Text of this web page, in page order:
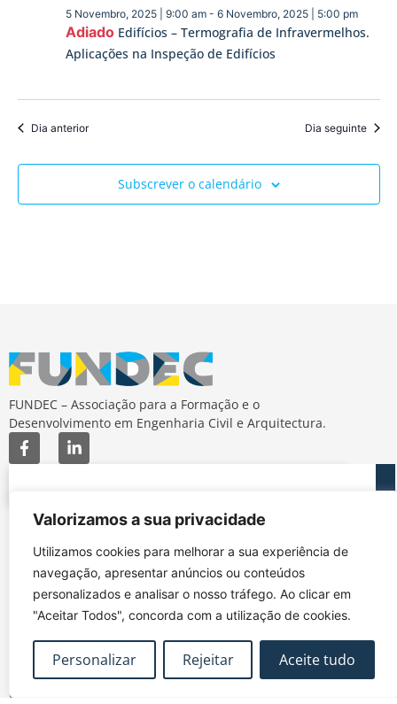
Valorizamos a sua privacidade
Utilizamos cookies para melhorar a sua experiência de
navegação, apresentar anúncios ou conteúdos
personalizados e analisar o nosso tráfego. Ao clicar em
"Aceitar Todos", concorda com a utilização de cookies.
Personalizar Rejeitar Aceite tudo
Adiado Edifícios – Termografia de Infravermelhos.
Aplicações na Inspeção de Edifícios
5 Novembro, 2025 | 9:00 am- 6 Novembro, 2025 | 5:00 pm
Dia anterior Dia seguinte
Subscrever o calendário
FUNDEC – Associação para a Formação e o
Desenvolvimento em Engenharia Civil e Arquitectura.
MAPA DO SITE
Contactos
Google Maps
CONTACTOS
fundec@tecnico.ulisboa.pt
FUNDEC - IST - DECivil
Av. Rovisco Pais, 1049-
001 Lisboa
Política de Privacidade Contacte-nos
Livro de
Reclamações|Termos e Condições
@2026 FUNDEC